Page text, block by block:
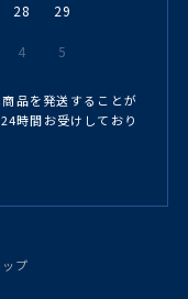
28 29
4 5
品を発送することが
時間お受けしており
プ